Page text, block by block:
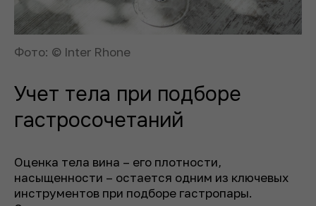
Фото: © Inter Rhone
Учет тела при подборе
гастросочетаний
Оценка тела вина – его плотности,
насыщенности – остается одним из ключевых
инструментов при подборе гастропары.